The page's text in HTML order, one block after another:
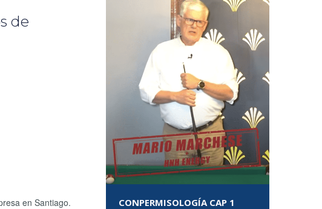
de
en Santiago. CONPERMISOLOGÍA CAP 1